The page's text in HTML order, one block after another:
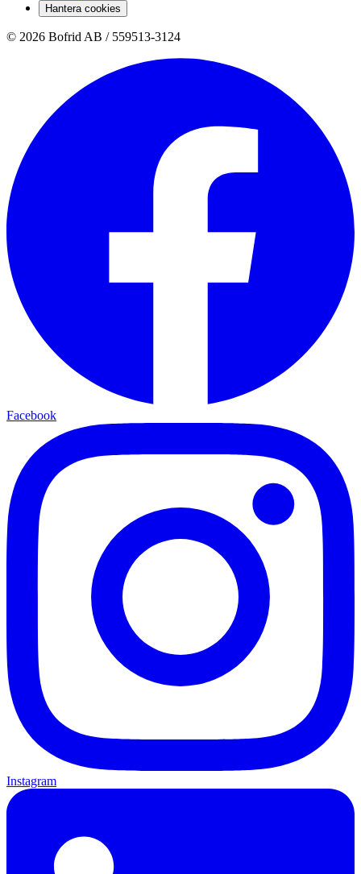
Hantera cookies
© 2026 Bofrid AB / 559513-3124
Facebook
Instagram